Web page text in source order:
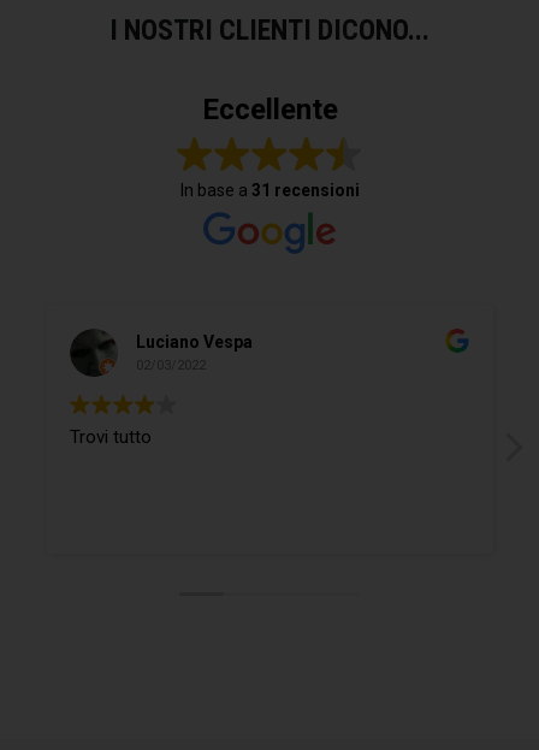
I NOSTRI CLIENTI DICONO...
Eccellente
In base a 31 recensioni
Luciano Vespa
02/03/2022
Trovi tutto